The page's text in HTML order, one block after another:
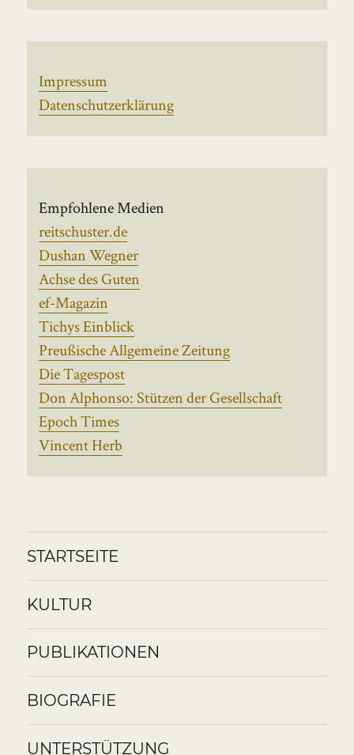
Impressum
Datenschutzerklärung
Empfohlene Medien
reitschuster.de
Dushan Wegner
Achse des Guten
ef-Magazin
Tichys Einblick
Preußische Allgemeine Zeitung
Die Tagespost
Don Alphonso: Stützen der Gesellschaft
Epoch Times
Vincent Herb
STARTSEITE
KULTUR
PUBLIKATIONEN
BIOGRAFIE
UNTERSTÜTZUNG